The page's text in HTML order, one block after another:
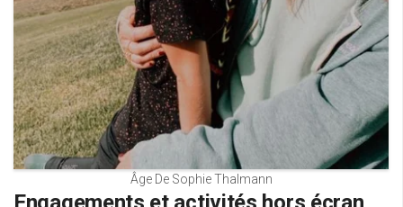
Âge De Sophie Thalmann